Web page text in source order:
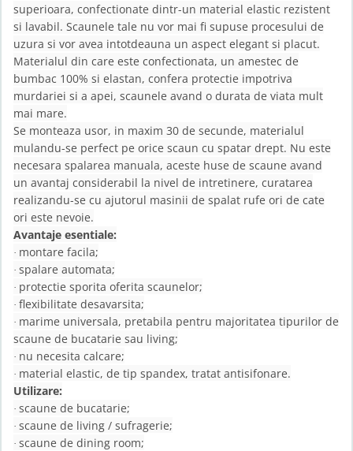
superioara, confectionate dintr-un material elastic rezistent
si lavabil. Scaunele tale nu vor mai fi supuse procesului de
uzura si vor avea intotdeauna un aspect elegant si placut.
Materialul din care este confectionata, un amestec de
bumbac 100% si elastan, confera protectie impotriva
murdariei si a apei, scaunele avand o durata de viata mult
mai mare.
Se monteaza usor, in maxim 30 de secunde, materialul
mulandu-se perfect pe orice scaun cu spatar drept. Nu este
necesara spalarea manuala, aceste huse de scaune avand
un avantaj considerabil la nivel de intretinere, curatarea
realizandu-se cu ajutorul masinii de spalat rufe ori de cate
ori este nevoie.
Avantaje esentiale:
· montare facila;
·spalare automata;
· protectie sporita oferita scaunelor;
·flexibilitate desavarsita;
· marime universala, pretabila pentru majoritatea tipurilor de
scaune de bucatarie sau living;
· nu necesita calcare;
· material elastic, de tip spandex, tratat antisifonare.
Utilizare:
·scaune de bucatarie;
·scaune de living / sufragerie;
·scaune de dining room;